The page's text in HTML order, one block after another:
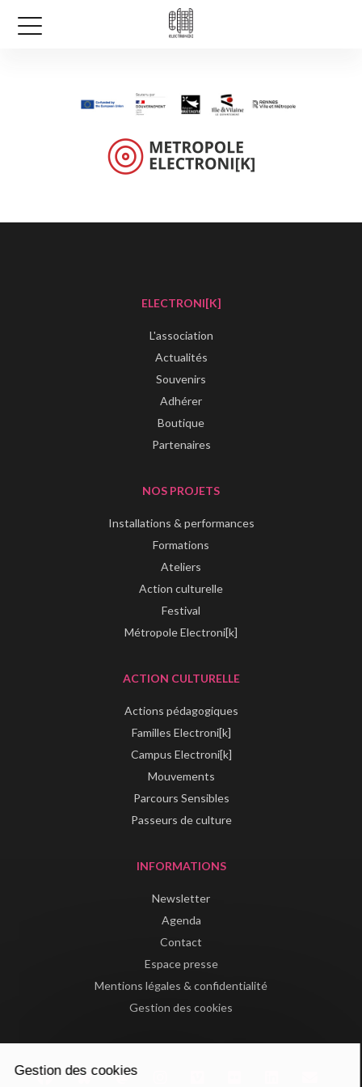
ELECTRONI[K]
L'association
Actualités
Souvenirs
Adhérer
Boutique
Partenaires
NOS PROJETS
Installations & performances
Formations
Ateliers
Action culturelle
Festival
Métropole Electroni[k]
ACTION CULTURELLE
Actions pédagogiques
Familles Electroni[k]
Campus Electroni[k]
Mouvements
Parcours Sensibles
Passeurs de culture
INFORMATIONS
Newsletter
Agenda
Contact
Espace presse
Mentions légales & confidentialité
Gestion des cookies
Gestion des cookies